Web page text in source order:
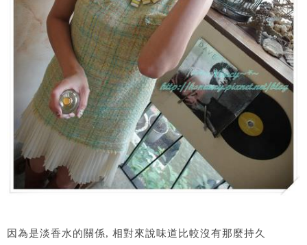
因為是淡香水的關係, 相對來說味道比較沒有那麼持久